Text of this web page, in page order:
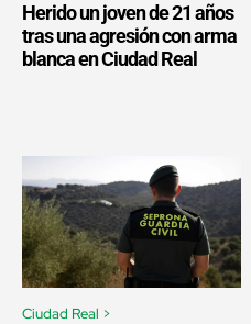
Herido un joven de 21 años
tras una agresión con arma
blanca en Ciudad Real
Ciudad Real >